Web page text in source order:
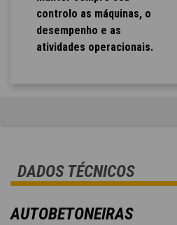
controlo as máquinas, o
desempenho e as
atividades operacionais.
DADOS TÉCNICOS
AUTOBETONEIRAS